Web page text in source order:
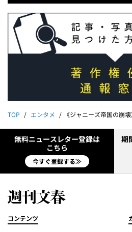
TOP エンタメ 《ジャニーズ帝国の崩壊》キムタク＆ジュリー
無料ニュースレター登録は
こちら
今すぐ登録する≫
期
コンテンツ